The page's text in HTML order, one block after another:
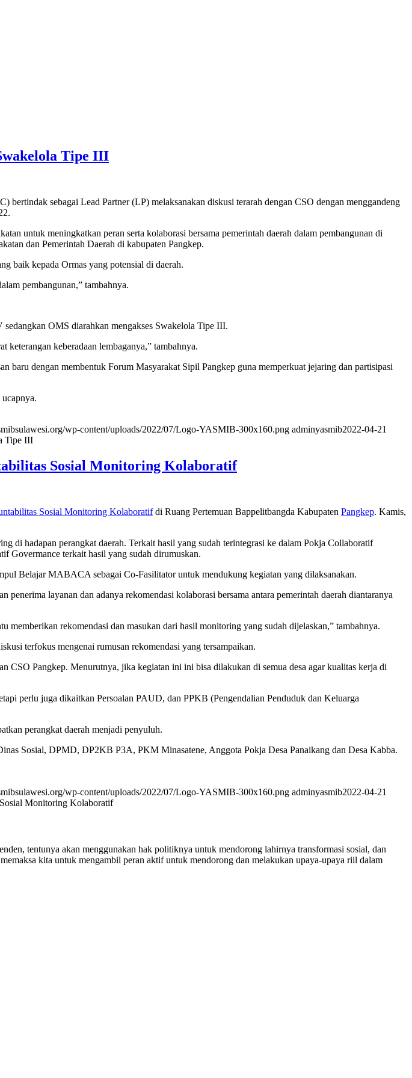
Tipe III
sebagai Lead Partner (LP) melaksanakan diskusi terarah dengan CSO dengan menggandeng
untuk meningkatkan peran serta kolaborasi bersama pemerintah daerah dalam pembangunan di
dan Pemerintah Daerah di kabupaten Pangkep.
baik kepada Ormas yang potensial di daerah.
pembangunan,” tambahnya.
OMS diarahkan mengakses Swakelola Tipe III.
keberadaan lembaganya,” tambahnya.
dengan membentuk Forum Masyarakat Sipil Pangkep guna memperkuat jejaring dan partisipasi
wp-content/uploads/2022/07/Logo-YASMIB-300x160.png adminyasmib2022-04-21
Tipe III
Sosial Monitoring Kolaboratif
Sosial Monitoring Kolaboratifdi Ruang Pertemuan Bappelitbangda Kabupaten Pangkep. Kamis,
di hadapan perangkat daerah. Terkait hasil yang sudah terintegrasi ke dalam Pokja Collaboratif
Govermance terkait hasil yang sudah dirumuskan.
Belajar MABACA sebagai Co-Fasilitator untuk mendukung kegiatan yang dilaksanakan.
layanan dan adanya rekomendasi kolaborasi bersama antara pemerintah daerah diantaranya
rekomendasi dan masukan dari hasil monitoring yang sudah dijelaskan,” tambahnya.
terfokus mengenai rumusan rekomendasi yang tersampaikan.
Pangkep. Menurutnya, jika kegiatan ini ini bisa dilakukan di semua desa agar kualitas kerja di
perlu juga dikaitkan Persoalan PAUD, dan PPKB (Pengendalian Penduduk dan Keluarga
perangkat daerah menjadi penyuluh.
Sosial, DPMD, DP2KB P3A, PKM Minasatene, Anggota Pokja Desa Panaikang dan Desa Kabba.
wp-content/uploads/2022/07/Logo-YASMIB-300x160.png adminyasmib2022-04-21
Monitoring Kolaboratif
tentunya akan menggunakan hak politiknya untuk mendorong lahirnya transformasi sosial, dan
kita untuk mengambil peran aktif untuk mendorong dan melakukan upaya-upaya riil dalam